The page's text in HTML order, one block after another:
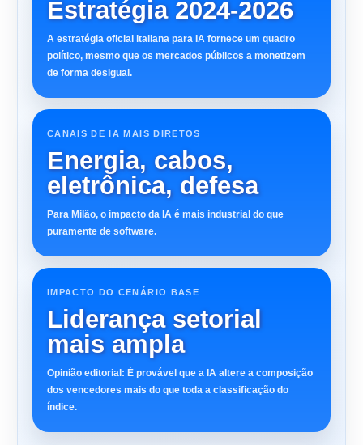
Estratégia 2024-2026
A estratégia oficial italiana para IA fornece um quadro
político, mesmo que os mercados públicos a monetizem
de forma desigual.
CANAIS DE IA MAIS DIRETOS
Energia, cabos,
eletrônica, defesa
Para Milão, o impacto da IA ​​é mais industrial do que
puramente de software.
IMPACTO DO CENÁRIO BASE
Liderança setorial
mais ampla
Opinião editorial: É provável que a IA altere a composição
dos vencedores mais do que toda a classificação do
índice.